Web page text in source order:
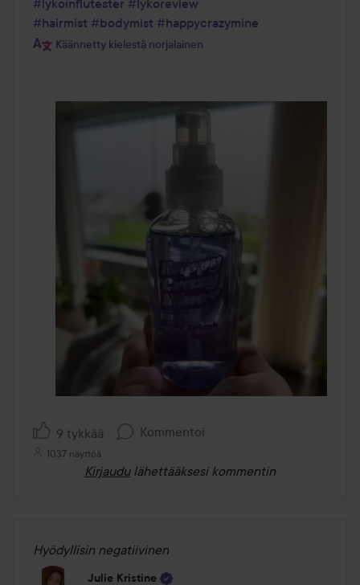
#hairmist #bodymist #happycrazymine
Käännetty kielestä norjalainen
9 tykkää Kommentoi
1037 näyttöä
Kirjaudu lähettääksesi kommentin
Hyödyllisin negatiivinen
Julie Kristine